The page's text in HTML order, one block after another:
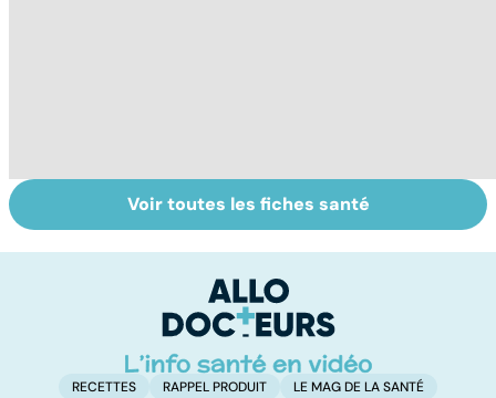
L'avortement :
quels délais,
La tuberculose
pulmonaire
Voir toutes les fiches santé
RECETTES RAPPEL PRODUIT
LE MAG DE LA SANTÉ